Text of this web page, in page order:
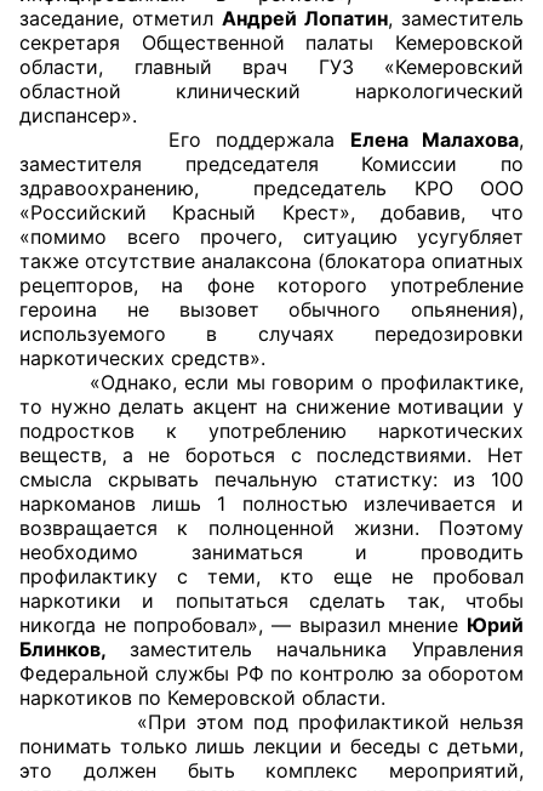
Общественные советы по проведению
независимой оценки качества условий
оказания услуг
О Палате
Структура Палаты
Комиссии
Экспертный совет ОП КО
Совет ОП КО
Общественный штаб
Члены ОП КО
Документы ОП КО
Регламент ОП КО
Кодекс этики ОП КО
Положения
Соглашения
заседание, отметил Андрей Лопатин, заместитель
секретаря Общественной палаты Кемеровской
области, главный врач ГУЗ «Кемеровский
областной клинический наркологический
диспансер».
Его поддержала Елена Малахова,
заместителя председателя Комиссии по
здравоохранению, председатель КРО ООО
«Российский Красный Крест», добавив, что
«помимо всего прочего, ситуацию усугубляет
также отсутствие аналаксона (блокатора опиатных
рецепторов, на фоне которого употребление
героина не вызовет обычного опьянения),
используемого в случаях передозировки
наркотических средств».
«Однако, если мы говорим о профилактике,
то нужно делать акцент на снижение мотивации у
подростков к употреблению наркотических
веществ, а не бороться с последствиями. Нет
смысла скрывать печальную статистку: из 100
наркоманов лишь 1 полностью излечивается и
возвращается к полноценной жизни. Поэтому
необходимо заниматься и проводить
профилактику с теми, кто еще не пробовал
наркотики и попытаться сделать так, чтобы
никогда не попробовал», — выразил мнение Юрий
Блинков, заместитель начальника Управления
Федеральной службы РФ по контролю за оборотом
наркотиков по Кемеровской области.
«При этом под профилактикой нельзя
понимать только лишь лекции и беседы с детьми,
это должен быть комплекс мероприятий,